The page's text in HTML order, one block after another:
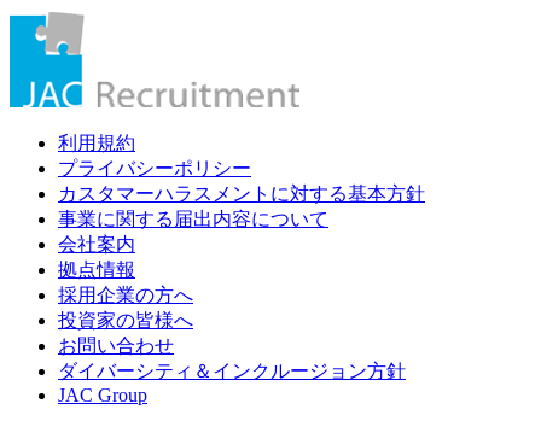
利用規約
プライバシーポリシー
カスタマーハラスメントに対する基本方針
事業に関する届出内容について
会社案内
拠点情報
採用企業の方へ
投資家の皆様へ
お問い合わせ
ダイバーシティ＆インクルージョン方針
JAC Group